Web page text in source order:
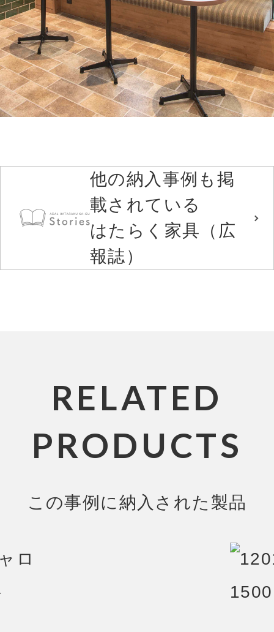
他の納入事例も掲
載されている
はたらく家具（広
報誌）
RELATED
PRODUCTS
この事例に納入された製品